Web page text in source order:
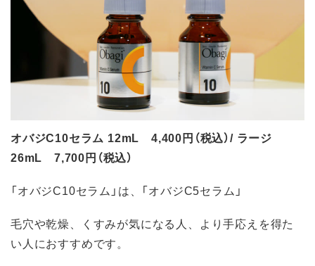
オバジC10セラム 12mL 4,400円（税込）/ ラージ
26mL 7,700円（税込）
「オバジC10セラム」は、「オバジC5セラム」
毛穴や乾燥、くすみが気になる人、より手応えを得た
い人におすすめです。